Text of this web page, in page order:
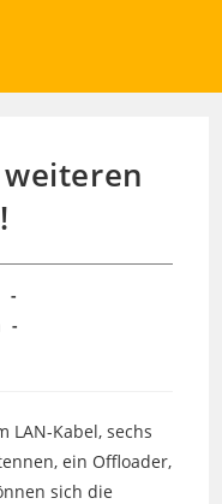
LAN-Kabel, sechs
ein Offloader,
sich die